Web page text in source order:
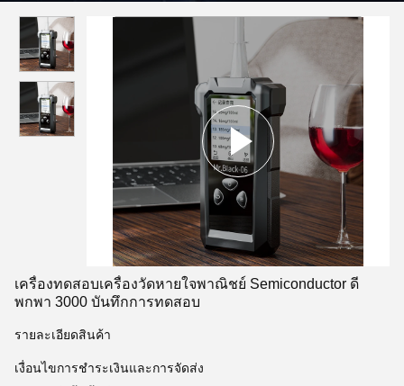
เครื่องทดสอบเครื่องวัดหายใจพาณิชย์ Semiconductor ดี
พกพา 3000 บันทึกการทดสอบ
รายละเอียดสินค้า
เงื่อนไขการชำระเงินและการจัดส่ง